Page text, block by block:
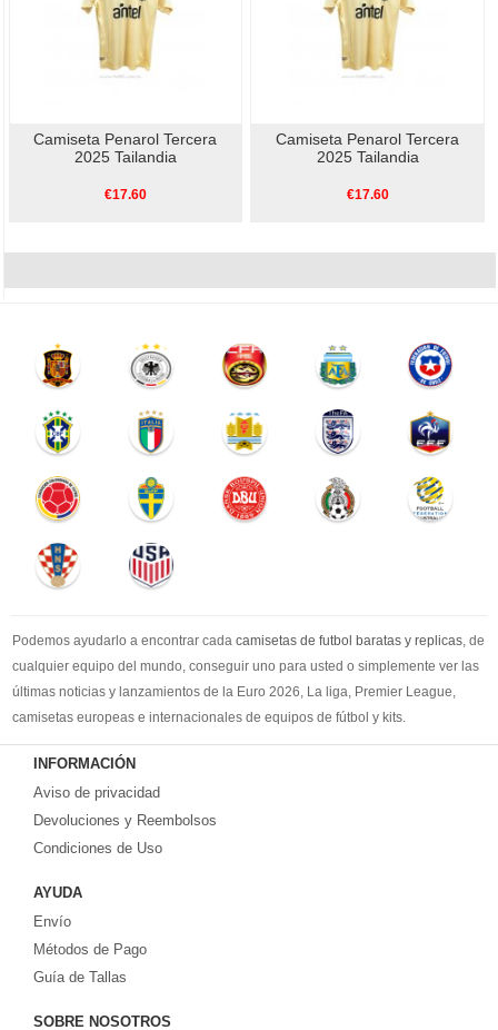
Camiseta Penarol Tercera
2025 Tailandia
€17.60
Camiseta Penarol Tercera
2025 Tailandia
€17.60
Podemos ayudarlo a encontrar cada camisetas de futbol baratas y replicas, de
cualquier equipo del mundo, conseguir uno para usted o simplemente ver las
últimas noticias y lanzamientos de la Euro 2026, La liga, Premier League,
camisetas europeas e internacionales de equipos de fútbol y kits.
Comprecamisetas de futbol baratasen la tienda deportiva más grande de
Europa. ¡Grandes ofertas en todas las camisetas del club de fútbol, ​​kits
europeos e internacionales, todo a los precios más bajos!
Compre nuestra gran selección de
equipaciones, camisetas y un portero a partir de €17.6. Diseños de fútbol
INFORMACIÓN
Aviso de privacidad
Devoluciones y Reembolsos
Condiciones de Uso
AYUDA
Envío
Métodos de Pago
Guía de Tallas
SOBRE NOSOTROS